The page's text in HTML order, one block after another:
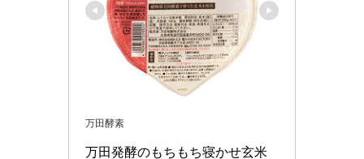
万田酵素
万田発酵のもちもち寝かせ玄米